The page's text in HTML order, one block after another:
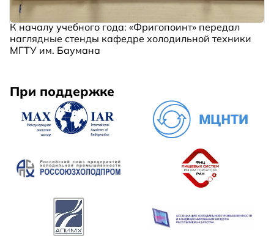
К началу учебного года: «Фригопоинт» передал
наглядные стенды кафедре холодильной техники
МГТУ им. Баумана
При поддержке